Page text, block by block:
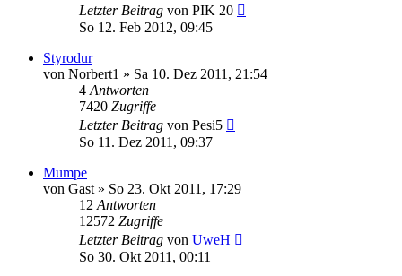
Letzter Beitrag von PIK 20
So 12. Feb 2012, 09:45
Styrodur
von Norbert1 » Sa 10. Dez 2011, 21:54
4 Antworten
7420 Zugriffe
Letzter Beitrag von Pesi5
So 11. Dez 2011, 09:37
Mumpe
von Gast » So 23. Okt 2011, 17:29
12 Antworten
12572 Zugriffe
Letzter Beitrag von UweH
So 30. Okt 2011, 00:11